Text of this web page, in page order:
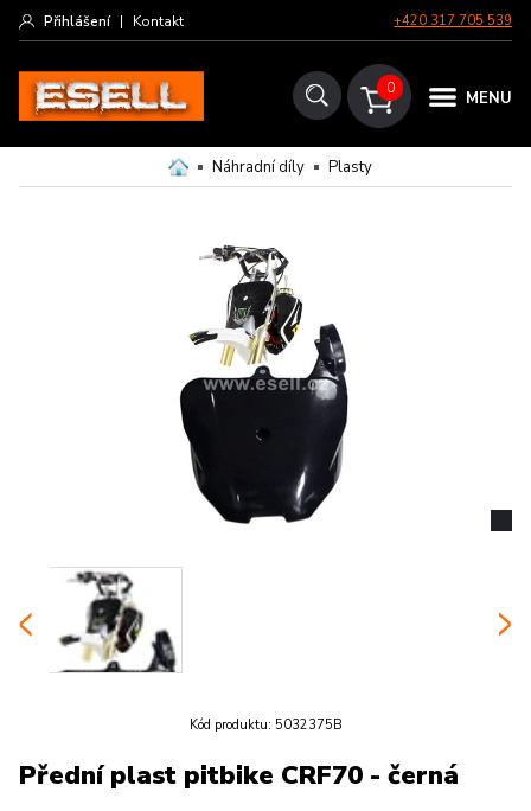
+420 317 705 539
Přihlášení | Kontakt
MENU
0
Náhradní díly Plasty
Kód produktu: 5032375B
Přední plast pitbike CRF70 - černá